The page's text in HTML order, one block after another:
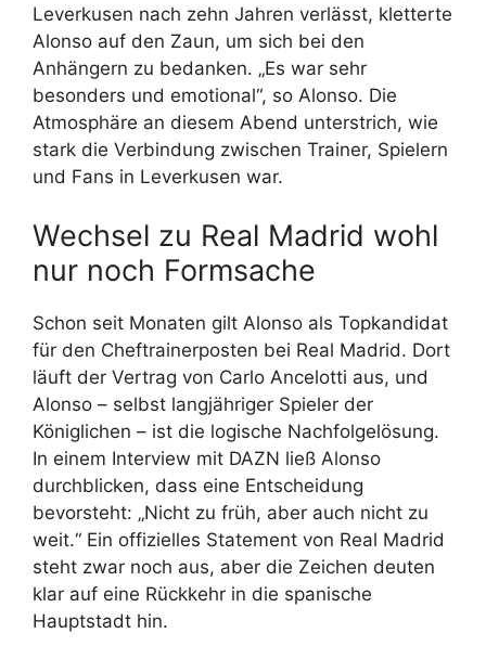
Leverkusen nach zehn Jahren verlässt, kletterte
Alonso auf den Zaun, um sich bei den
Anhängern zu bedanken. „Es war sehr
besonders und emotional“, so Alonso. Die
Atmosphäre an diesem Abend unterstrich, wie
stark die Verbindung zwischen Trainer, Spielern
und Fans in Leverkusen war.
Wechsel zu Real Madrid wohl
nur noch Formsache
Schon seit Monaten gilt Alonso als Topkandidat
für den Cheftrainerposten bei Real Madrid. Dort
läuft der Vertrag von Carlo Ancelotti aus, und
Alonso – selbst langjähriger Spieler der
Königlichen – ist die logische Nachfolgelösung.
In einem Interview mit DAZN ließ Alonso
durchblicken, dass eine Entscheidung
bevorsteht: „Nicht zu früh, aber auch nicht zu
weit.“ Ein offizielles Statement von Real Madrid
steht zwar noch aus, aber die Zeichen deuten
klar auf eine Rückkehr in die spanische
Hauptstadt hin.